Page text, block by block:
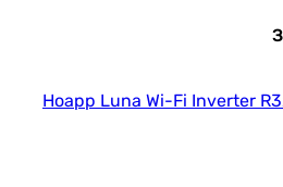
Hoapp Luna Wi-Fi Inverter